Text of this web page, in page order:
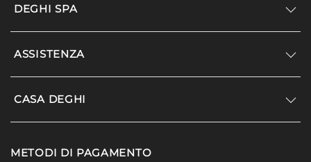
DEGHI SPA
Accedi/Registrati
Modello organizzativo e codice etico
ASSISTENZA
Supporto
Agevolazioni fiscali
CASA DEGHI
I nostri luoghi
METODI DI PAGAMENTO